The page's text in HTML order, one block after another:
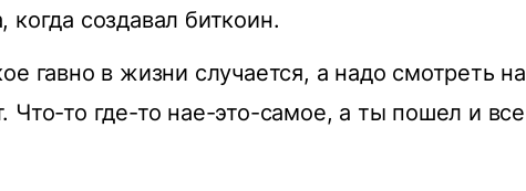
когда создавал биткоин.
гавно в жизни случается, а надо смотреть
Что-то где-то нае-это-самое, а ты пошел и все